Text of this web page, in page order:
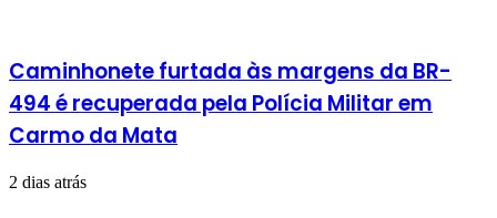
Caminhonete furtada às margens da BR-
494 é recuperada pela Polícia Militar em
Carmo da Mata
2 dias atrás